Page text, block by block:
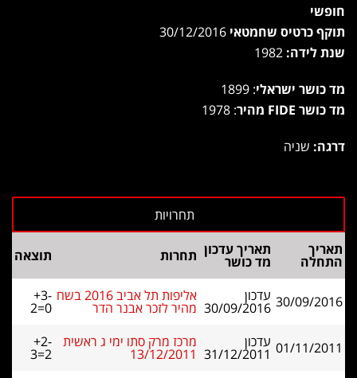
חופשי
תוקף כרטיס שחמטאי
שנת לידה:
מד כושר ישראלי: 1899
מד כושר FIDE מהיר
: 1978
דרגה: שניה
תאריך
התחלה
תאריך עדכון
מד כושר תחרות תוצאה
30/09/2016 עדכון
30/09/2016
אליפות תל אביב 2016 בשח
מהיר לזכר אבנר הדר
+3-
2=0
01/11/2011 עדכון
31/12/2011
מרכז מרק סתו ימי ג ראשית
13/12/2011
+2-
3=2